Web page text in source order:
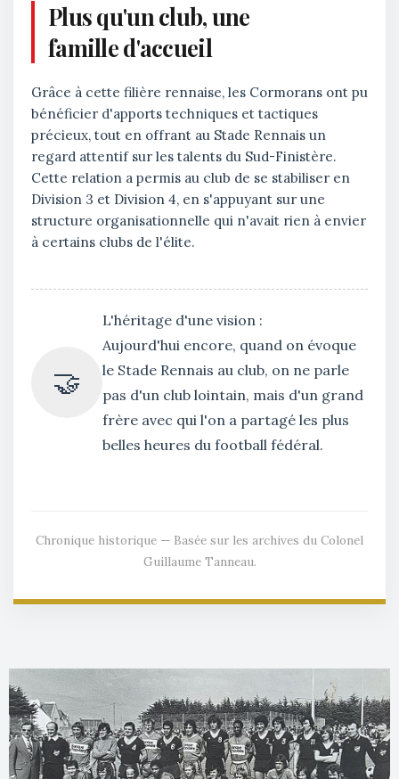
Plus qu'un club, une
famille d'accueil
Grâce à cette filière rennaise, les Cormorans ont pu
bénéficier d'apports techniques et tactiques
précieux, tout en offrant au Stade Rennais un
regard attentif sur les talents du Sud-Finistère.
Cette relation a permis au club de se stabiliser en
Division 3 et Division 4, en s'appuyant sur une
structure organisationnelle qui n'avait rien à envier
à certains clubs de l'élite.
🤝
L'héritage d'une vision :
Aujourd'hui encore, quand on évoque
le Stade Rennais au club, on ne parle
pas d'un club lointain, mais d'un grand
frère avec qui l'on a partagé les plus
belles heures du football fédéral.
Chronique historique — Basée sur les archives du Colonel
Guillaume Tanneau.